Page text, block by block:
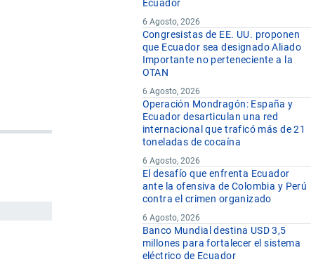
Ecuador
6 Agosto, 2026
Congresistas de EE. UU. proponen
que Ecuador sea designado Aliado
Importante no perteneciente a la
OTAN
6 Agosto, 2026
Operación Mondragón: España y
Ecuador desarticulan una red
internacional que traficó más de 21
toneladas de cocaína
6 Agosto, 2026
El desafío que enfrenta Ecuador
ante la ofensiva de Colombia y Perú
contra el crimen organizado
6 Agosto, 2026
Banco Mundial destina USD 3,5
millones para fortalecer el sistema
eléctrico de Ecuador